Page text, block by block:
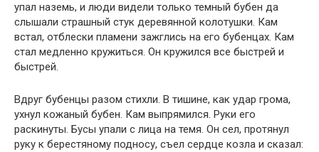
упал наземь, и люди видели только темный бубен да
слышали страшный стук деревянной колотушки. Кам
встал, отблески пламени зажглись на его бубенцах. Кам
стал медленно кружиться. Он кружился все быстрей и
быстрей.
Вдруг бубенцы разом стихли. В тишине, как удар грома,
ухнул кожаный бубен. Кам выпрямился. Руки его
раскинуты. Бусы упали с лица на темя. Он сел, протянул
руку к берестяному подносу, съел сердце козла и сказал: